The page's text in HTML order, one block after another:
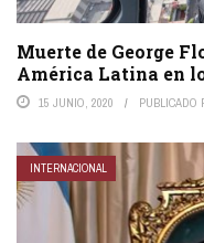
Muerte de George
América Latina en
15 JUNIO, 2020 PUBLICADO
INTERNACIONAL